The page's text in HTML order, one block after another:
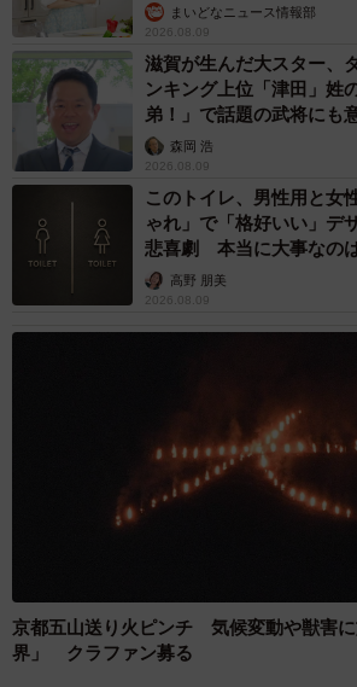
メガ盛りマンモス弁当のメニュー一覧！（提供：
チキン南蛮12個にご飯3合超え、総重
に“アホ”サイズなお弁当。
まいどなニュース情報部
2026.08.09
滋賀が生んだ大スター、
ンキング上位「津田」
弟！」で話題の武将にも
森岡 浩
2026.08.09
このトイレ、男性用と女
ゃれ」で「格好いい」デ
悲喜劇 本当に大事なの
く…高野 朋美
2026.08.09
京都五山送り火ピンチ 気候変動や獣害
界」 クラファン募る